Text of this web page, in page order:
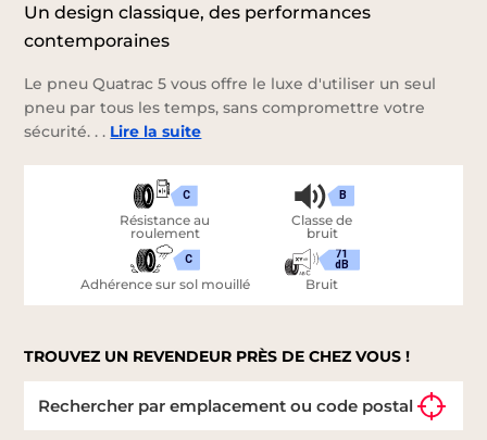
Un design classique, des performances
contemporaines
Le pneu Quatrac 5 vous offre le luxe d'utiliser un seul
pneu par tous les temps, sans compromettre votre
sécurité. . . Lire la suite
C
Résistance au
roulement
C
Adhérence sur sol mouillé
B
Classe de
bruit
71
dB
Bruit
TROUVEZ UN REVENDEUR PRÈS DE CHEZ VOUS !